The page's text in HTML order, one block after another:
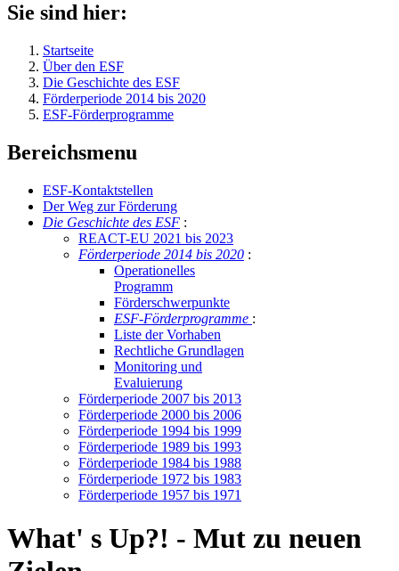
Sie sind hier:
Startseite
Über den ESF
Die Geschichte des ESF
Förderperiode 2014 bis 2020
ESF-Förderprogramme
Bereichsmenu
ESF-Kon­takt­stel­len
Der Weg zur För­de­rung
Die Ge­schich­te des ESF :
RE­ACT-EU 2021 bis 2023
För­der­pe­ri­ode 2014 bis 2020 :
Ope­ra­tio­nel­les
Pro­gramm
För­der­schwer­punk­te
ESF-För­der­pro­gram­me :
Lis­te der Vor­ha­ben
Recht­li­che Grund­la­gen
Mo­ni­to­ring und
Eva­lu­ie­rung
För­der­pe­ri­ode 2007 bis 2013
För­der­pe­ri­ode 2000 bis 2006
För­der­pe­ri­ode 1994 bis 1999
För­der­pe­ri­ode 1989 bis 1993
För­der­pe­ri­ode 1984 bis 1988
För­der­pe­ri­ode 1972 bis 1983
För­der­pe­ri­ode 1957 bis 1971
What' s Up?! - Mut zu neuen